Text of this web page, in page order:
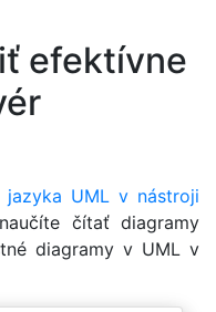
efektívne
jazyka UML v nástroji
čítať diagramy
diagramy v UML v